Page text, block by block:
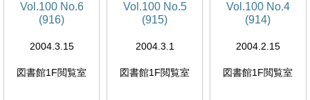
Vol.100 No.6
(916)
2004.3.15
図書館1F閲覧室
Vol.100 No.5
(915)
2004.3.1
図書館1F閲覧室
Vol.100 No.4
(914)
2004.2.15
図書館1F閲覧室